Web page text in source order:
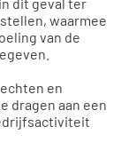
waarmee
van de
en
dragen aan een